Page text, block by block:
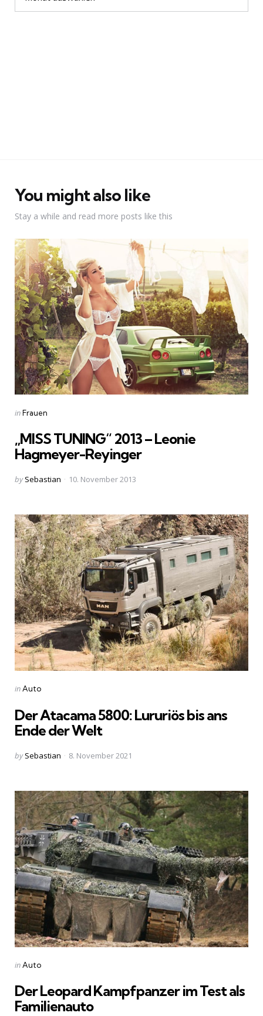
You might also like
Stay a while and read more posts like this
Categories
Posted
inFrauen
„MISS TUNING“ 2013 – Leonie
Hagmeyer-Reyinger
Posted
by Sebastian 10. November 2013
Categories
Posted
inAuto
Der Atacama 5800: Lururiös bis ans
Ende der Welt
Posted
by Sebastian 8. November 2021
Categories
Posted
inAuto
Der Leopard Kampfpanzer im Test als
Familienauto